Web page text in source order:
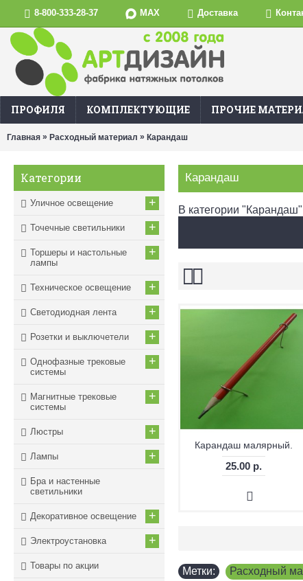
8-800-333-28-37 MAX Доставка
ПРОФИЛЯ КОМПЛЕКТУЮЩИЕ ПРОЧИЕ
Главная » Расходный материал » Карандаш
Категории
Уличное освещение +
Точечные светильники +
Торшеры и настольные
лампы
+
Техническое освещение +
Светодиодная лента +
Розетки и выключетели +
Однофазные трековые
системы
+
Магнитные трековые
системы
+
Люстры +
Лампы +
Бра и настенные
светильники
Декоративное освещение +
Электроустановка +
Товары по акции
Карандаш
В категории
Карандаш малярный.
25.00 р.
Метки: Расходный